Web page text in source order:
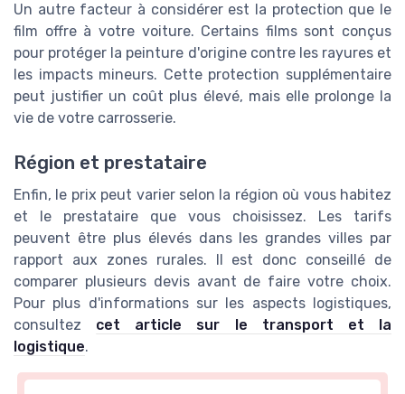
Un autre facteur à considérer est la protection que le
film offre à votre voiture. Certains films sont conçus
pour protéger la peinture d'origine contre les rayures et
les impacts mineurs. Cette protection supplémentaire
peut justifier un coût plus élevé, mais elle prolonge la
vie de votre carrosserie.
Région et prestataire
Enfin, le prix peut varier selon la région où vous habitez
et le prestataire que vous choisissez. Les tarifs
peuvent être plus élevés dans les grandes villes par
rapport aux zones rurales. Il est donc conseillé de
comparer plusieurs devis avant de faire votre choix.
Pour plus d'informations sur les aspects logistiques,
consultez cet article sur le transport et la
logistique.